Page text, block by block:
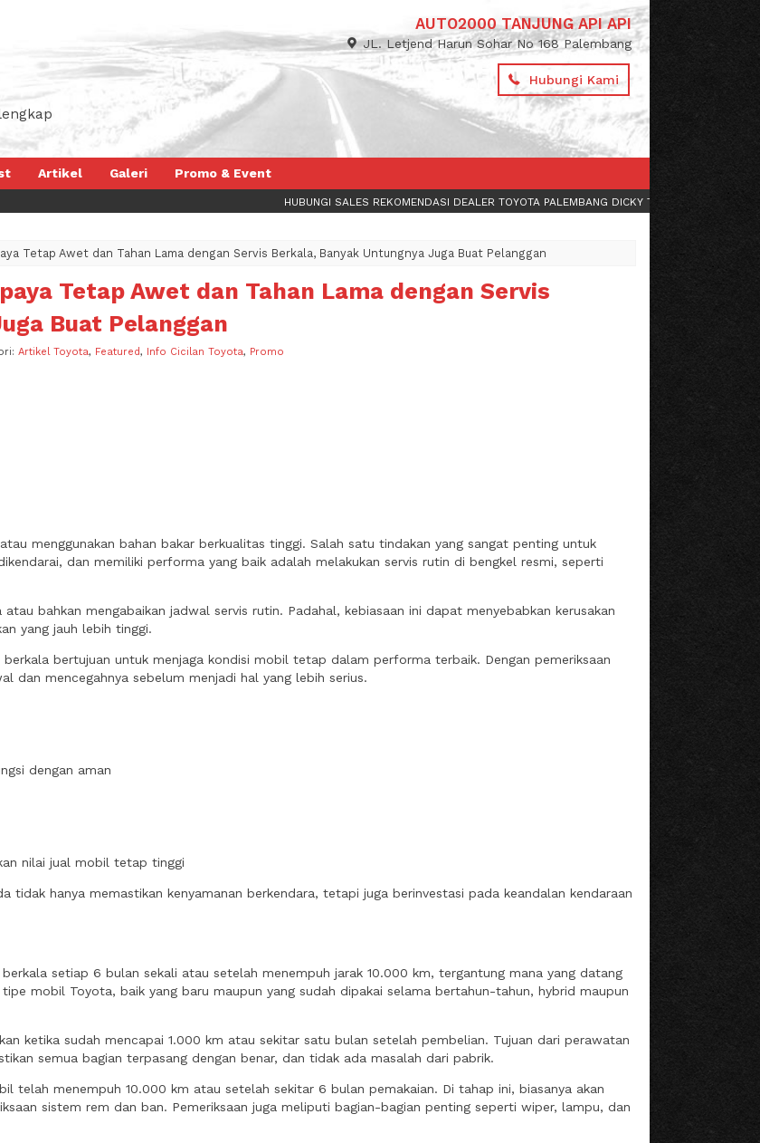
AUTO2000 TANJUNG API API
JL. Letjend Harun Sohar No 168 Palembang
Hubungi Kami
Artikel Galeri Promo & Event
HUBUNGI SALES REKOMENDASI DEALER TOYOTA PALEMBANG DICKY TELP0823-0662-2000
Tetap Awet dan Tahan Lama dengan Servis Berkala, Banyak Untungnya Juga Buat Pelanggan
Tetap Awet dan Tahan Lama dengan Servis
Buat Pelanggan
Artikel Toyota, Featured, Info Cicilan Toyota, Promo
menggunakan bahan bakar berkualitas tinggi. Salah satu tindakan yang sangat penting untuk
dan memiliki performa yang baik adalah melakukan servis rutin di bengkel resmi, seperti
bahkan mengabaikan jadwal servis rutin. Padahal, kebiasaan ini dapat menyebabkan kerusakan
yang jauh lebih tinggi.
bertujuan untuk menjaga kondisi mobil tetap dalam performa terbaik. Dengan pemeriksaan
dan mencegahnya sebelum menjadi hal yang lebih serius.
dengan aman
nilai jual mobil tetap tinggi
tidak hanya memastikan kenyamanan berkendara, tetapi juga berinvestasi pada keandalan kendaraan
setiap 6 bulan sekali atau setelah menempuh jarak 10.000 km, tergantung mana yang datang
mobil Toyota, baik yang baru maupun yang sudah dipakai selama bertahun-tahun, hybrid maupun
ketika sudah mencapai 1.000 km atau sekitar satu bulan setelah pembelian. Tujuan dari perawatan
semua bagian terpasang dengan benar, dan tidak ada masalah dari pabrik.
telah menempuh 10.000 km atau setelah sekitar 6 bulan pemakaian. Di tahap ini, biasanya akan
sistem rem dan ban. Pemeriksaan juga meliputi bagian-bagian penting seperti wiper, lampu, dan